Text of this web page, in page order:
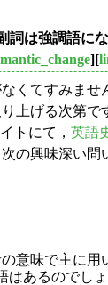
詞は強調語に
][
くてすみませ
上げる次第で
トにて， 英語
の興味深い問
意味で主に
はあるのでし